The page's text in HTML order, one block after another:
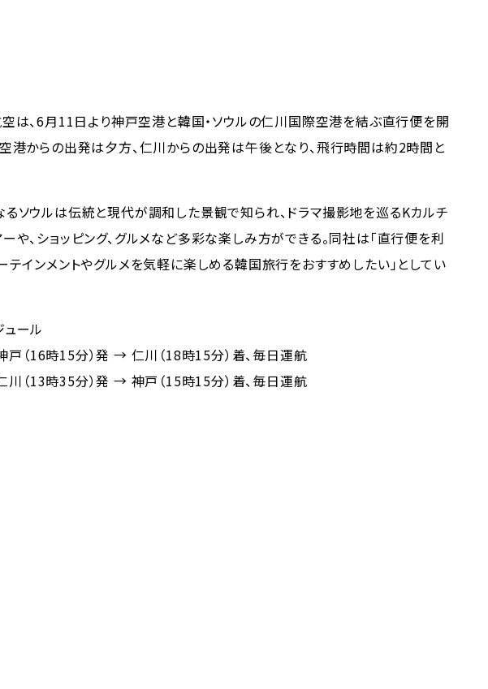
は、6月11日より神戸空港と韓国・ソウルの仁川国際空港を結ぶ直行便を開
港からの出発は夕方、仁川からの出発は午後となり、飛行時間は約2時間と
ソウルは伝統と現代が調和した景観で知られ、ドラマ撮影地を巡るKカルチ
や、ショッピング、グルメなど多彩な楽しみ方ができる。同社は「直行便を利
テインメントやグルメを気軽に楽しめる韓国旅行をおすすめしたい」としてい
ール
戸（16時15分）発 → 仁川（18時15分）着、毎日運航
川（13時35分）発 → 神戸（15時15分）着、毎日運航